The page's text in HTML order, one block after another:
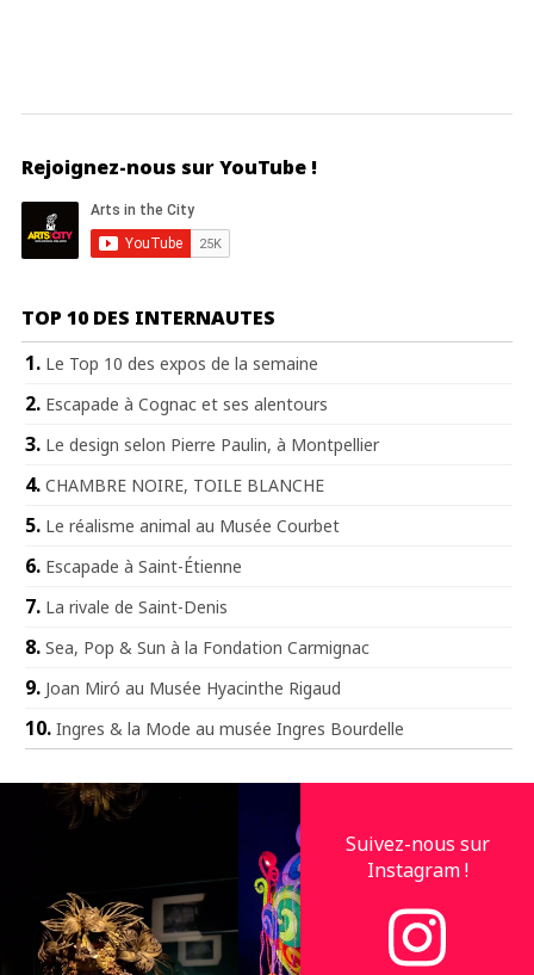
Rejoignez-nous sur YouTube !
TOP 10 DES INTERNAUTES
Le Top 10 des expos de la semaine
Escapade à Cognac et ses alentours
Le design selon Pierre Paulin, à Montpellier
CHAMBRE NOIRE, TOILE BLANCHE
Le réalisme animal au Musée Courbet
Escapade à Saint-Étienne
La rivale de Saint-Denis
Sea, Pop & Sun à la Fondation Carmignac
Joan Miró au Musée Hyacinthe Rigaud
Ingres & la Mode au musée Ingres Bourdelle
Suivez-nous sur
Instagram !